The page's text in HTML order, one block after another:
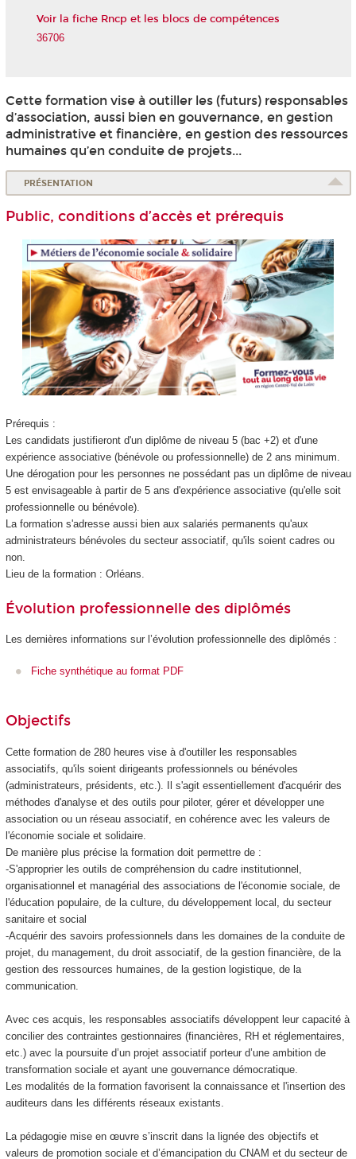
Voir la fiche Rncp et les blocs de compétences
36706
Cette formation vise à outiller les (futurs) responsables
d’association, aussi bien en gouvernance, en gestion
administrative et financière, en gestion des ressources
humaines qu’en conduite de projets...
PRÉSENTATION
Public, conditions d’accès et prérequis
Prérequis :
Les candidats justifieront d'un diplôme de niveau 5 (bac +2) et d'une
expérience associative (bénévole ou professionnelle) de 2 ans minimum.
Une dérogation pour les personnes ne possédant pas un diplôme de niveau
5 est envisageable à partir de 5 ans d'expérience associative (qu'elle soit
professionnelle ou bénévole).
La formation s'adresse aussi bien aux salariés permanents qu'aux
administrateurs bénévoles du secteur associatif, qu'ils soient cadres ou
non.
Lieu de la formation : Orléans.
Évolution professionnelle des diplômés
Les dernières informations sur l’évolution professionnelle des diplômés :
Fiche synthétique au format PDF
Objectifs
Cette formation de 280 heures vise à d'outiller les responsables
associatifs, qu'ils soient dirigeants professionnels ou bénévoles
(administrateurs, présidents, etc.). Il s'agit essentiellement d'acquérir des
méthodes d'analyse et des outils pour piloter, gérer et développer une
association ou un réseau associatif, en cohérence avec les valeurs de
l'économie sociale et solidaire.
De manière plus précise la formation doit permettre de :
-S'approprier les outils de compréhension du cadre institutionnel,
organisationnel et managérial des associations de l'économie sociale, de
l'éducation populaire, de la culture, du développement local, du secteur
sanitaire et social
-Acquérir des savoirs professionnels dans les domaines de la conduite de
projet, du management, du droit associatif, de la gestion financière, de la
gestion des ressources humaines, de la gestion logistique, de la
communication.
Avec ces acquis, les responsables associatifs développent leur capacité à
concilier des contraintes gestionnaires (financières, RH et réglementaires,
etc.) avec la poursuite d’un projet associatif porteur d’une ambition de
transformation sociale et ayant une gouvernance démocratique.
Les modalités de la formation favorisent la connaissance et l'insertion des
auditeurs dans les différents réseaux existants.
La pédagogie mise en œuvre s’inscrit dans la lignée des objectifs et
valeurs de promotion sociale et d’émancipation du CNAM et du secteur de